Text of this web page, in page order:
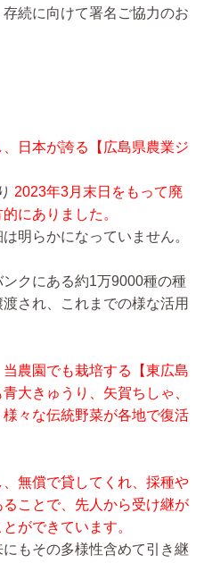
存続に向けて署名ご協力のお
日本が誇る【広島県農業ジ
2023年3月末日をもって廃
にありました。
明らかになっていません。
クにある約1万9000種の種
され、これまでの様な活用
農園でも栽培する【東広島
大きゅうり、矢賀ちしゃ、
々な伝統野菜が各地で復活
無償で貸してくれ、採種や
ことで、先人から受け継が
ができています。
もその多様性含めて引き継